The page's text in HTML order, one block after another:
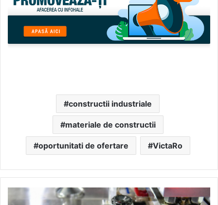
constructii industriale
materiale de constructii
oportunitati de ofertare VictaRo
dezvoltării